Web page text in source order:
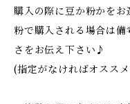
購入の際に豆か粉かをお
粉で購入される場合は
さをお伝え下さい♪
(指定がなければオスス